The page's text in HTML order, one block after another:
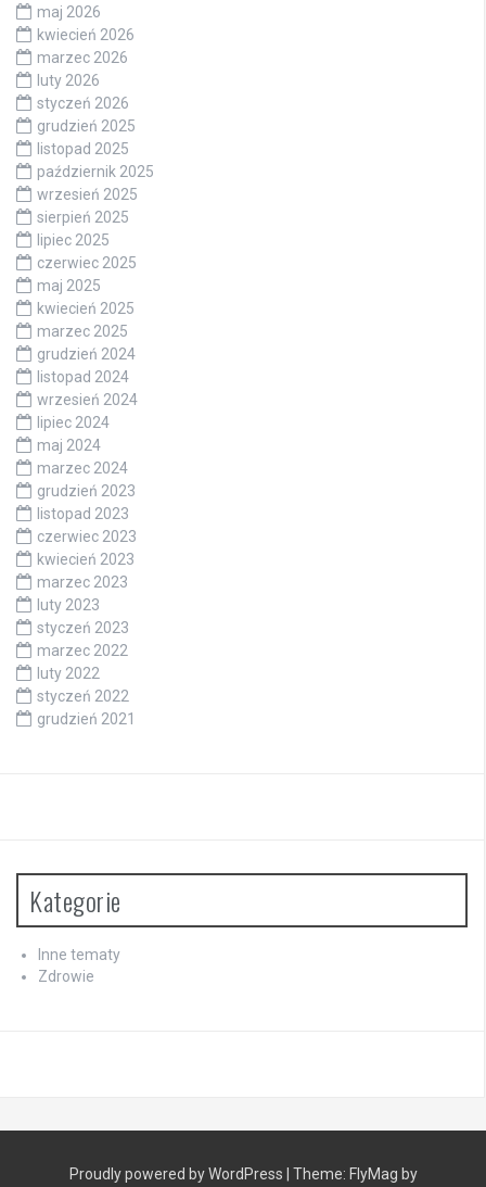
maj 2026
kwiecień 2026
marzec 2026
luty 2026
styczeń 2026
grudzień 2025
listopad 2025
październik 2025
wrzesień 2025
sierpień 2025
lipiec 2025
czerwiec 2025
maj 2025
kwiecień 2025
marzec 2025
grudzień 2024
listopad 2024
wrzesień 2024
lipiec 2024
maj 2024
marzec 2024
grudzień 2023
listopad 2023
czerwiec 2023
kwiecień 2023
marzec 2023
luty 2023
styczeń 2023
marzec 2022
luty 2022
styczeń 2022
grudzień 2021
Kategorie
Inne tematy
Zdrowie
Proudly powered by WordPress Theme: FlyMag by